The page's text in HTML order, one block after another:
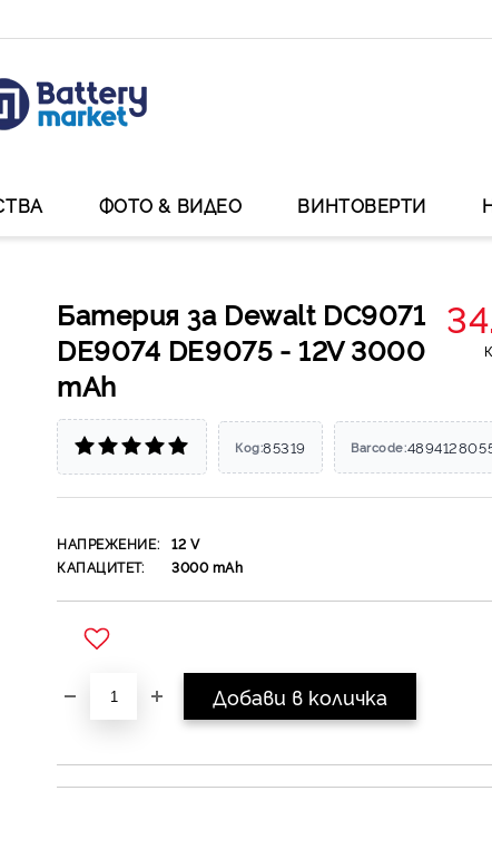
ФОТО & ВИДЕО ВИНТОВЕРТИ
Батерия за Dewalt DC9071
DE9074 DE9075 - 12V 3000
mAh
Код:85319 Barcode:
НАПРЕЖЕНИЕ: 12 V
КАПАЦИТЕТ:
3000mAh